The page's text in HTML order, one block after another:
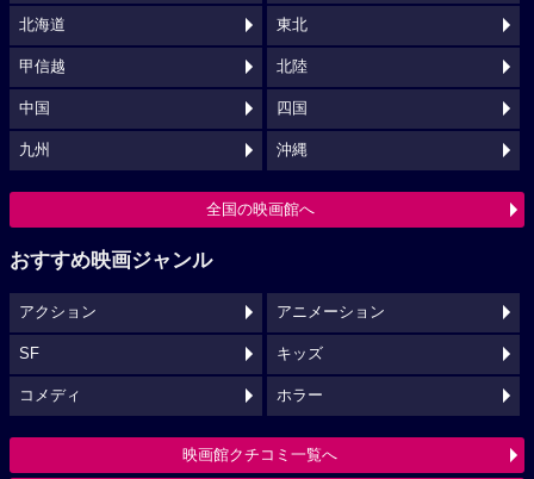
北海道 東北
甲信越 北陸
中国 四国
九州 沖縄
全国の映画館へ
おすすめ映画ジャンル
アクション アニメーション
SF キッズ
コメディ ホラー
映画館クチコミ一覧へ